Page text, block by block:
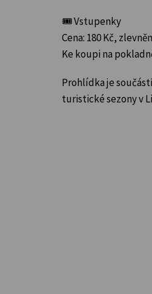
🎟 Vstupenky
Cena: 180 Kč,
Ke koupi na
Prohlídka je
turistické sezony v